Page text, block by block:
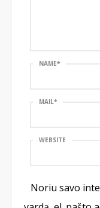
NAME*
MAIL*
WEBSITE
Noriu savo